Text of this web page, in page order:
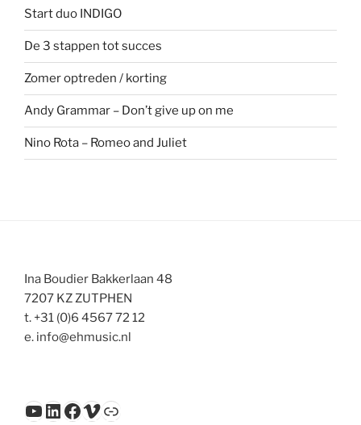
Start duo INDIGO
De 3 stappen tot succes
Zomer optreden / korting
Andy Grammar – Don’t give up on me
Nino Rota – Romeo and Juliet
Ina Boudier Bakkerlaan 48
7207 KZ ZUTPHEN
t. +31 (0)6 4567 72 12
e. info@ehmusic.nl
YouTube
LinkedIn
Facebook
Vimeo
Link